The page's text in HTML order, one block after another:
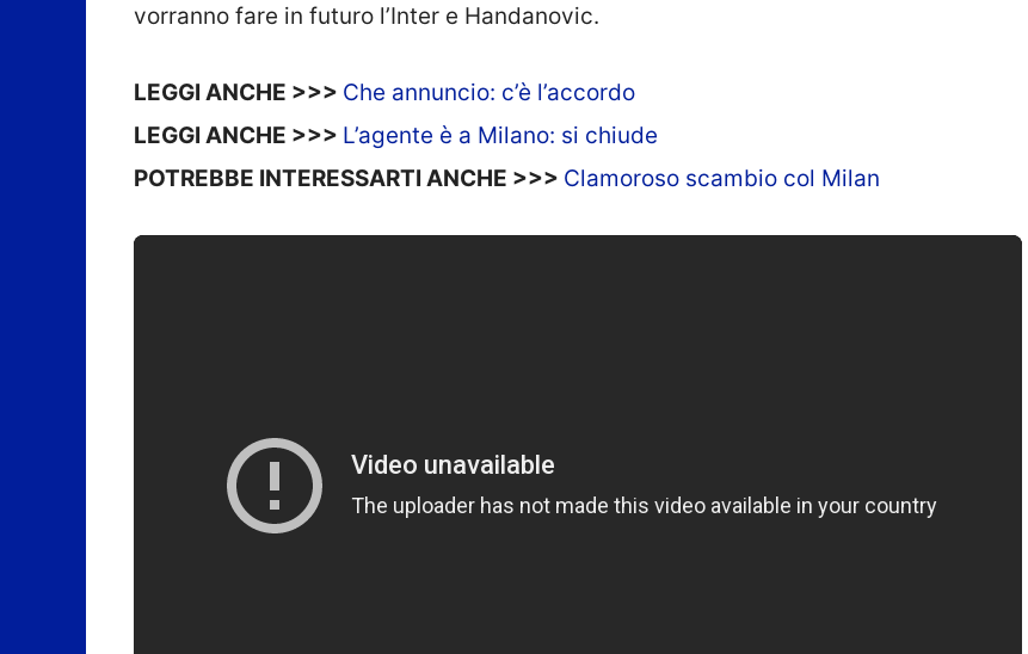
vorranno fare in futuro l’Inter e Handanovic.
LEGGI ANCHE >>> Che annuncio: c’è l’accordo
LEGGI ANCHE >>> L’agente è a Milano: si chiude
POTREBBE INTERESSARTI ANCHE >>> Clamoroso scambio col Milan